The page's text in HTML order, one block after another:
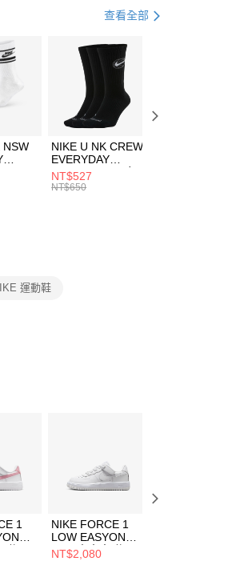
。
」後，將跳轉至「AFTEE先享後
後，即可完成結帳。
簡訊。
此簡訊中的連結，可透過四大超商
款，方視為交易完成。
費，但若您需要取消訂單，請聯
訂單仍視為有效，需透過AFTEE
「AFTEE先享後付」服務完成之
資料，並將交易相關給付款項請
網址：
)免運費
)免運費
查看全部
NSW
CR
NIKE U NK CREW
EVERYDAY
BBALL 3PR 男女
長統襪
NT$527
NT$650
運動鞋
1
休閒
NIKE FORCE 1
LOW EASYON
(PS) 中大童 休閒
NT$2,080